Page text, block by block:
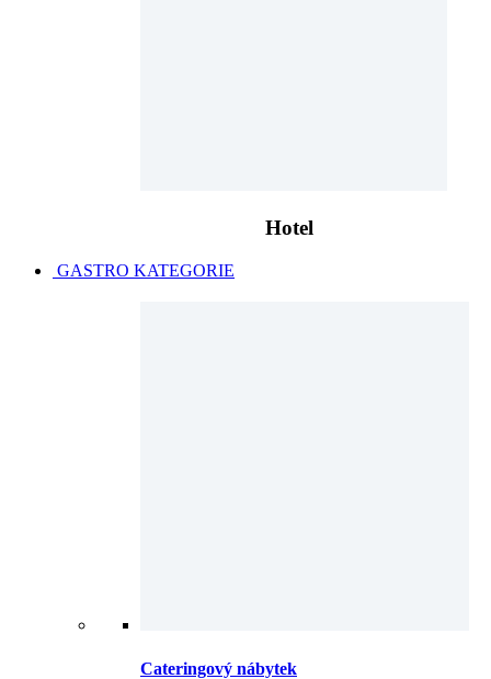
Hotel
GASTRO KATEGORIE
Cateringový nábytek